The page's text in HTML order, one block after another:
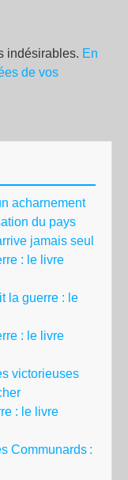
indésirables. En
de vos
acharnement
du pays
jamais seul
: le livre
la guerre : le
: le livre
victorieuses
: le livre
Communards :